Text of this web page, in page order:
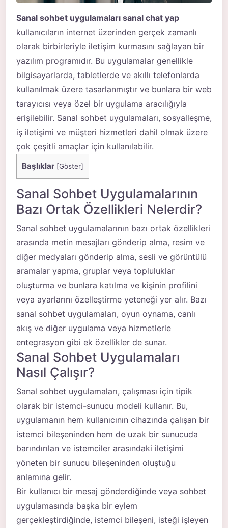
Sanal sohbet uygulamaları sanal chat yap
kullanıcıların internet üzerinden gerçek zamanlı
olarak birbirleriyle iletişim kurmasını sağlayan bir
yazılım programıdır. Bu uygulamalar genellikle
bilgisayarlarda, tabletlerde ve akıllı telefonlarda
kullanılmak üzere tasarlanmıştır ve bunlara bir web
tarayıcısı veya özel bir uygulama aracılığıyla
erişilebilir. Sanal sohbet uygulamaları, sosyalleşme,
iş iletişimi ve müşteri hizmetleri dahil olmak üzere
çok çeşitli amaçlar için kullanılabilir.
Başlıklar [Göster]
Sanal Sohbet Uygulamalarının
Bazı Ortak Özellikleri Nelerdir?
Sanal sohbet uygulamalarının bazı ortak özellikleri
arasında metin mesajları gönderip alma, resim ve
diğer medyaları gönderip alma, sesli ve görüntülü
aramalar yapma, gruplar veya topluluklar
oluşturma ve bunlara katılma ve kişinin profilini
veya ayarlarını özelleştirme yeteneği yer alır. Bazı
sanal sohbet uygulamaları, oyun oynama, canlı
akış ve diğer uygulama veya hizmetlerle
entegrasyon gibi ek özellikler de sunar.
Sanal Sohbet Uygulamaları
Nasıl Çalışır?
Sanal sohbet uygulamaları, çalışması için tipik
olarak bir istemci-sunucu modeli kullanır. Bu,
uygulamanın hem kullanıcının cihazında çalışan bir
istemci bileşeninden hem de uzak bir sunucuda
barındırılan ve istemciler arasındaki iletişimi
yöneten bir sunucu bileşeninden oluştuğu
anlamına gelir.
Bir kullanıcı bir mesaj gönderdiğinde veya sohbet
uygulamasında başka bir eylem
gerçekleştirdiğinde, istemci bileşeni, isteği işleyen